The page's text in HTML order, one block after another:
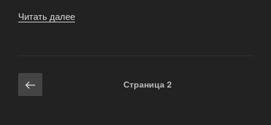
Читать далее
Навигация
по
Предыдущая
страница
Страница 2